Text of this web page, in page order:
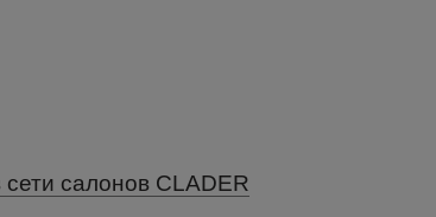
сети салонов CLADER